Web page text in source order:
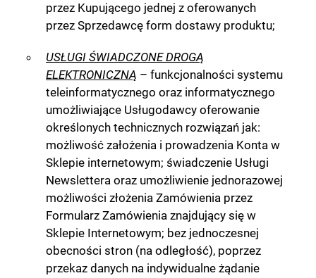
przez Kupującego jednej z oferowanych
przez Sprzedawcę form dostawy produktu;
USŁUGI ŚWIADCZONE DROGĄ
ELEKTRONICZNĄ – funkcjonalności systemu
teleinformatycznego oraz informatycznego
umożliwiające Usługodawcy oferowanie
określonych technicznych rozwiązań jak:
możliwość założenia i prowadzenia Konta w
Sklepie internetowym; świadczenie Usługi
Newslettera oraz umożliwienie jednorazowej
możliwości złożenia Zamówienia przez
Formularz Zamówienia znajdujący się w
Sklepie Internetowym; bez jednoczesnej
obecności stron (na odległość), poprzez
przekaz danych na indywidualne żądanie